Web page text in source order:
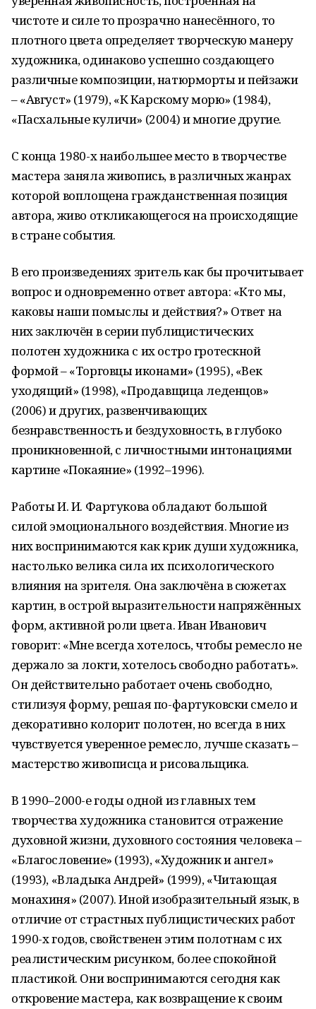
чистоте и силе то прозрачно нанесённого, то
плотного цвета определяет творческую манеру
художника, одинаково успешно создающего
различные композиции, натюрморты и пейзажи
– «Август» (1979), «К Карскому морю» (1984),
«Пасхальные куличи» (2004) и многие другие.
С конца 1980-х наибольшее место в творчестве
мастера заняла живопись, в различных жанрах
которой воплощена гражданственная позиция
автора, живо откликающегося на происходящие
в стране события.
В его произведениях зритель как бы прочитывает
вопрос и одновременно ответ автора: «Кто мы,
каковы наши помыслы и действия?» Ответ на
них заключён в серии публицистических
полотен художника с их остро гротескной
формой – «Торговцы иконами» (1995), «Век
уходящий» (1998), «Продавщица леденцов»
(2006) и других, развенчивающих
безнравственность и бездуховность, в глубоко
проникновенной, с личностными интонациями
картине «Покаяние» (1992–1996).
Работы И. И. Фартукова обладают большой
силой эмоционального воздействия. Многие из
них воспринимаются как крик души художника,
настолько велика сила их психологического
влияния на зрителя. Она заключёна в сюжетах
картин, в острой выразительности напряжённых
форм, активной роли цвета. Иван Иванович
говорит: «Мне всегда хотелось, чтобы ремесло не
держало за локти, хотелось свободно работать».
Он действительно работает очень свободно,
стилизуя форму, решая по-фартуковски смело и
декоративно колорит полотен, но всегда в них
чувствуется уверенное ремесло, лучше сказать –
мастерство живописца и рисовальщика.
В 1990–2000-е годы одной из главных тем
творчества художника становится отражение
духовной жизни, духовного состояния человека –
«Благословение» (1993), «Художник и ангел»
(1993), «Владыка Андрей» (1999), «Читающая
монахиня» (2007). Иной изобразительный язык, в
отличие от страстных публицистических работ
1990-х годов, свойственен этим полотнам с их
реалистическим рисунком, более спокойной
пластикой. Они воспринимаются сегодня как
откровение мастера, как возвращение к своим